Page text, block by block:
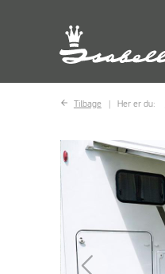
Tilbage Her er du: